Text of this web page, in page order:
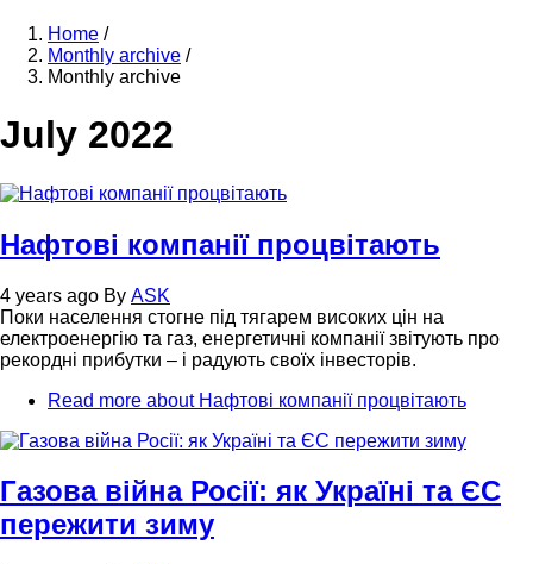
Home /
Monthly archive /
Monthly archive
July 2022
Нафтові компанії процвітають
4 years ago By ASK
Поки населення стогне під тягарем високих цін на
електроенергію та газ, енергетичні компанії звітують про
рекордні прибутки – і радують своїх інвесторів.
Read more about Нафтові компанії процвітають
Газова війна Росії: як Україні та ЄС
пережити зиму